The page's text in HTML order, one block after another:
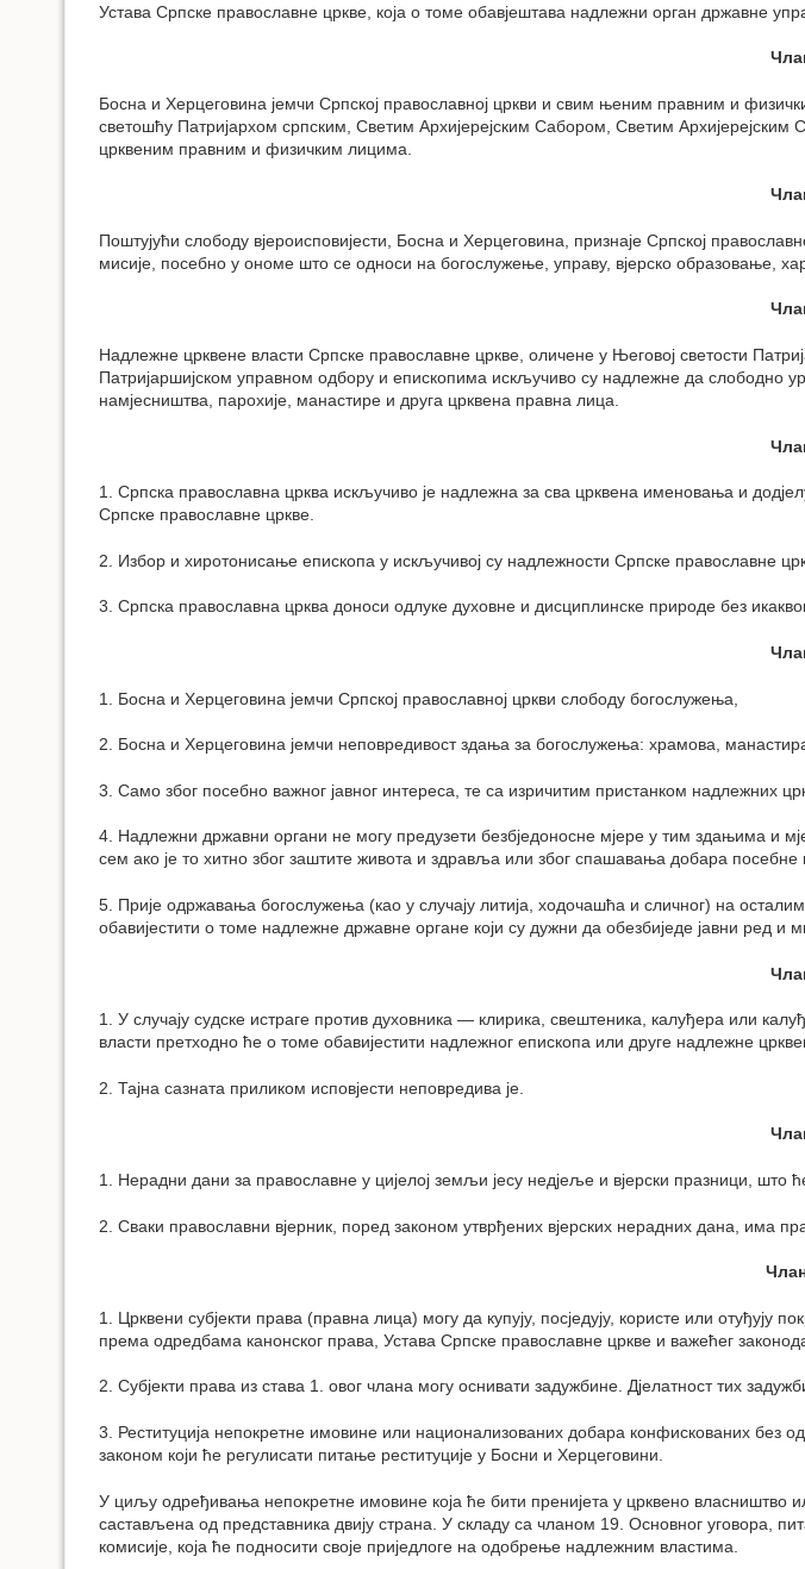
Устава Српске православне цркве, која о томе обавјештава надлежни орган државне
Босна и Херцеговина јемчи Српској православној цркви и свим њеним правним и
светошћу Патријархом српским, Светим Архијерејским Сабором, Светим
црквеним правним и физичким лицима.
Поштујући слободу вјероисповијести, Босна и Херцеговина, признаје Српској
мисије, посебно у ономе што се односи на богослужење, управу, вјерско образовање,
Надлежне црквене власти Српске православне цркве, оличене у Његовој светости
Патријаршијском управном одбору и епископима искључиво су надлежне да слободно
намјесништва, парохије, манастире и друга црквена правна лица.
1. Српска православна црква искључиво је надлежна за сва црквена именовања и
Српске православне цркве.
2. Избор и хиротонисање епископа у искључивој су надлежности Српске православне
3. Српска православна црква доноси одлуке духовне и дисциплинске природе без
1. Босна и Херцеговина јемчи Српској православној цркви слободу богослужења,
2. Босна и Херцеговина јемчи неповредивост здања за богослужења: храмова,
3. Само због посебно важног јавног интереса, те са изричитим пристанком надлежних
4. Надлежни државни органи не могу предузети безбједоносне мјере у тим здањима и
сем ако је то хитно због заштите живота и здравља или због спашавања добара посебне
5. Прије одржавања богослужења (као у случају литија, ходочашћа и сличног) на
обавијестити о томе надлежне државне органе који су дужни да обезбиједе јавни ред и
1. У случају судске истраге против духовника — клирика, свештеника, калуђера или
власти претходно ће о томе обавијестити надлежног епископа или друге надлежне
2. Тајна сазната приликом исповјести неповредива је.
1. Нерадни дани за православне у цијелој земљи јесу недјеље и вјерски празници, што
2. Сваки православни вјерник, поред законом утврђених вјерских нерадних дана, има
1. Црквени субјекти права (правна лица) могу да купују, посједују, користе или отуђују
према одредбама канонског права, Устава Српске православне цркве и важећег
2. Субјекти права из става 1. овог члана могу оснивати задужбине. Дјелатност тих
3. Реституција непокретне имовине или национализованих добара конфискованих без
законом који ће регулисати питање реституције у Босни и Херцеговини.
У циљу одређивања непокретне имовине која ће бити пренијета у црквено
састављена од представника двију страна. У складу са чланом 19. Основног уговора,
комисије, која ће подносити своје приједлоге на одобрење надлежним властима.